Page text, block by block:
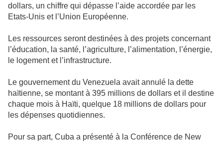
dollars, un chiffre qui dépasse l’aide accordée par les
Etats-Unis et l’Union Européenne.
Les ressources seront destinées à des projets concernant
l’éducation, la santé, l’agriculture, l’alimentation, l’énergie,
le logement et l’infrastructure.
Le gouvernement du Venezuela avait annulé la dette
haïtienne, se montant à 395 millions de dollars et il destine
chaque mois à Haïti, quelque 18 millions de dollars pour
les dépenses quotidiennes.
Pour sa part, Cuba a présenté à la Conférence de New